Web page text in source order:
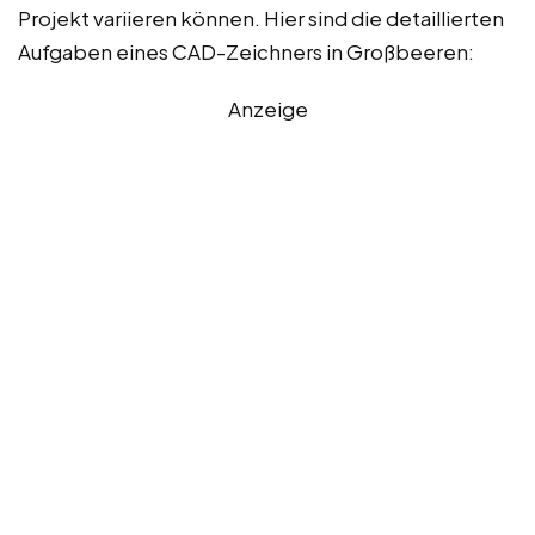
Projekt variieren können. Hier sind die detaillierten
Aufgaben eines CAD-Zeichners in Großbeeren:
Anzeige